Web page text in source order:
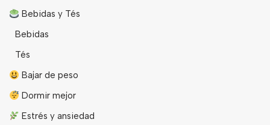
Bebidas y Tés
Bebidas
Tés
Bajar de peso
Dormir mejor
Estrés y ansiedad